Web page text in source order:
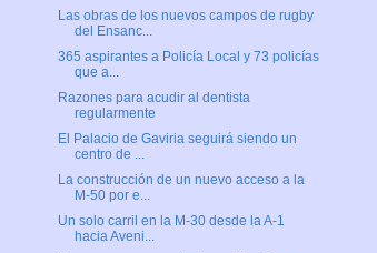
Las obras de los nuevos campos de rugby
del Ensanc...
365 aspirantes a Policía Local y 73 policías
que a...
Razones para acudir al dentista
regularmente
El Palacio de Gaviria seguirá siendo un
centro de ...
La construcción de un nuevo acceso a la
M-50 por e...
Un solo carril en la M-30 desde la A-1
hacia Aveni...